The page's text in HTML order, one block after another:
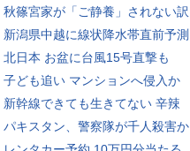
秋篠宮家が「ご静養」されない訳
新潟県中越に線状降水帯直前予測
北日本 お盆に台風15号直撃も
子ども追い マンションへ侵入か
新幹線できても生きてない 辛辣
パキスタン、警察隊が千人殺害か